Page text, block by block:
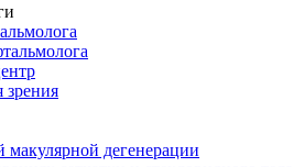
зрения
макулярной дегенерации